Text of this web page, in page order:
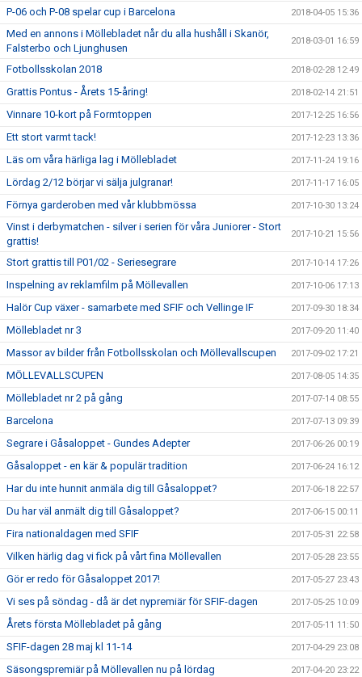
P-06 och P-08 spelar cup i Barcelona 2018-04-05 15:36
Med en annons i Möllebladet når du alla hushåll i Skanör,
Falsterbo och Ljunghusen
2018-03-01 16:59
Fotbollsskolan 2018 2018-02-28 12:49
Grattis Pontus - Årets 15-åring! 2018-02-14 21:51
Vinnare 10-kort på Formtoppen 2017-12-25 16:56
Ett stort varmt tack! 2017-12-23 13:36
Läs om våra härliga lag i Möllebladet 2017-11-24 19:16
Lördag 2/12 börjar vi sälja julgranar! 2017-11-17 16:05
Förnya garderoben med vår klubbmössa 2017-10-30 13:24
Vinst i derbymatchen - silver i serien för våra Juniorer - Stort
grattis!
2017-10-21 15:56
Stort grattis till P01/02 - Seriesegrare 2017-10-14 17:26
Inspelning av reklamfilm på Möllevallen 2017-10-06 17:13
Halör Cup växer - samarbete med SFIF och Vellinge IF 2017-09-30 18:34
Möllebladet nr 3 2017-09-20 11:40
Massor av bilder från Fotbollsskolan och Möllevallscupen 2017-09-02 17:21
MÖLLEVALLSCUPEN 2017-08-05 14:35
Möllebladet nr 2 på gång 2017-07-14 08:55
Barcelona 2017-07-13 09:39
Segrare i Gåsaloppet - Gundes Adepter 2017-06-26 00:19
Gåsaloppet - en kär & populär tradition 2017-06-24 16:12
Har du inte hunnit anmäla dig till Gåsaloppet? 2017-06-18 22:57
Du har väl anmält dig till Gåsaloppet? 2017-06-15 00:11
Fira nationaldagen med SFIF 2017-05-31 22:58
Vilken härlig dag vi fick på vårt fina Möllevallen 2017-05-28 23:55
Gör er redo för Gåsaloppet 2017! 2017-05-27 23:43
Vi ses på söndag - då är det nypremiär för SFIF-dagen 2017-05-25 10:09
Årets första Möllebladet på gång 2017-05-11 11:50
SFIF-dagen 28 maj kl 11-14 2017-04-29 23:08
Säsongspremiär på Möllevallen nu på lördag 2017-04-20 23:22